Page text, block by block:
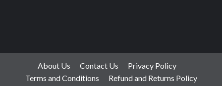
About Us Contact Us
Privacy Policy
Terms and Conditions
Refund and Returns Policy